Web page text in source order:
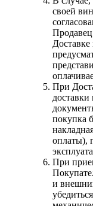
своей
Продавец
При
доставки
покупка
оплаты),
При
и